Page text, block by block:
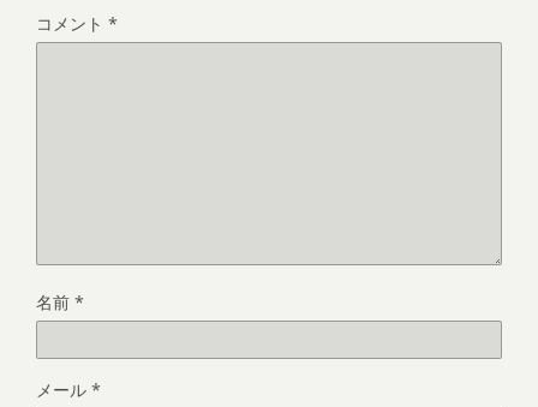
コメント *
名前 *
メール *